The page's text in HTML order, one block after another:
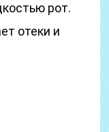
рот.
отеки и